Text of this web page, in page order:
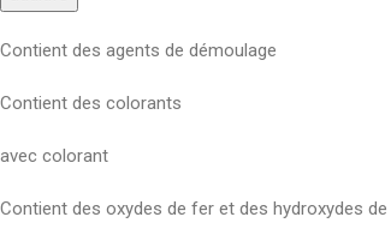
Contient des agents de démoulage
Contient des colorants
avec colorant
Contient des oxydes de fer et des hydroxydes